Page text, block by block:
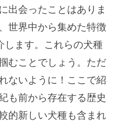
出会ったことはありま
世界中から集めた特徴
します。これらの犬種
むことでしょう。ただ
ないように！ここで紹
も前から存在する歴史
的新しい犬種も含まれ